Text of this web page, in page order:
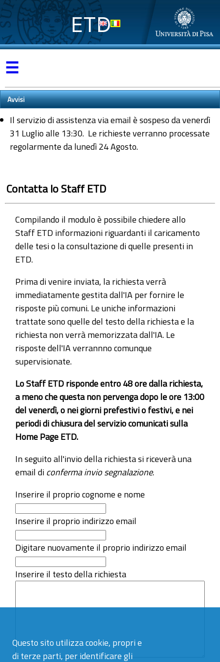
Questo sito utilizza cookie, propri e
di terze parti, per identificare gli
ETD
☰
Avvisi
Il servizio di assistenza via email è sospeso da venerdì
31 Luglio alle 13:30. Le richieste verranno processate
regolarmente da lunedì 24 Agosto.
Contatta lo Staff ETD
Compilando il modulo è possibile chiedere allo
Staff ETD informazioni riguardanti il caricamento
delle tesi o la consultazione di quelle presenti in
ETD.
Prima di venire inviata, la richiesta verrà
immediatamente gestita dall'IA per fornire le
risposte più comuni. Le uniche informazioni
trattate sono quelle del testo della richiesta e la
richiesta non verrà memorizzata dall'IA. Le
risposte dell'IA verrannno comunque
supervisionate.
Lo Staff ETD risponde entro 48 ore dalla richiesta,
a meno che questa non pervenga dopo le ore 13:00
del venerdì, o nei giorni prefestivi o festivi, e nei
periodi di chiusura del servizio comunicati sulla
Home Page ETD.
In seguito all'invio della richiesta si riceverà una
email diconferma invio segnalazione.
Inserire il proprio cognome e nome
Inserire il proprio indirizzo email
Digitare nuovamente il proprio indirizzo email
Inserire il testo della richiesta